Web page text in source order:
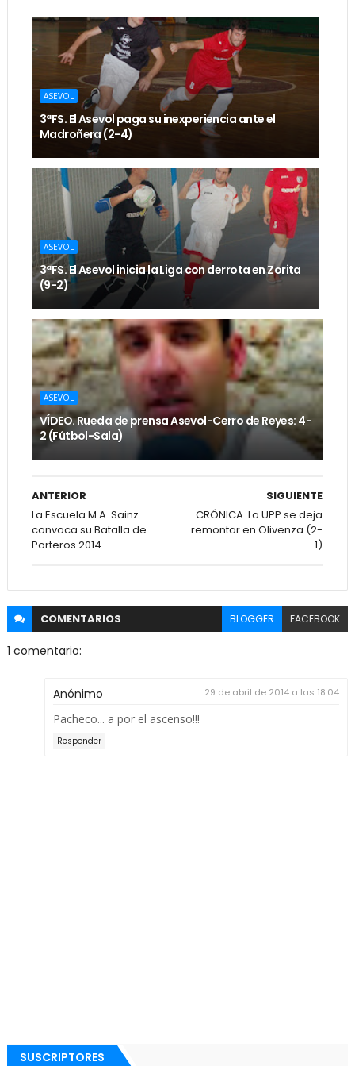
ASEVOL
3ªFS. El Asevol paga su inexperiencia ante el
Madroñera (2-4)
ASEVOL
3ªFS. El Asevol inicia la Liga con derrota en Zorita
(9-2)
ASEVOL
VÍDEO. Rueda de prensa Asevol-Cerro de Reyes: 4-
2 (Fútbol-Sala)
SIGUIENTE
CRÓNICA. La UPP se deja
remontar en Olivenza (2-
1)
ANTERIOR
La Escuela M.A. Sainz
convoca su Batalla de
Porteros 2014
COMENTARIOS BLOGGER FACEBOOK
1 comentario:
Anónimo 29 de abril de 2014 a las 18:04
Pacheco... a por el ascenso!!!
Responder
SUSCRIPTORES